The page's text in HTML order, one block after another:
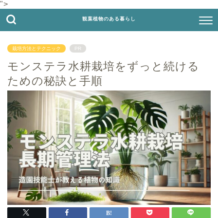
">
観葉植物のある暮らし
栽培方法とテクニック PR
モンステラ水耕栽培をずっと続ける
ための秘訣と手順